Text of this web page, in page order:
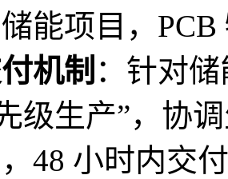
能项目，
机制 ：针对
级生产”，协
48 小时内交